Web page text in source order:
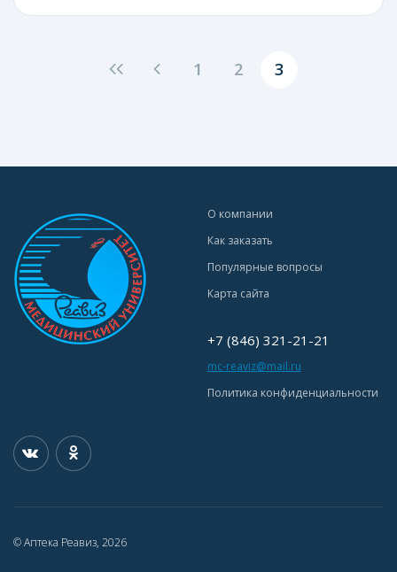
1 2 3
О компании
Как заказать
Популярные вопросы
Карта сайта
+7 (846) 321-21-21
mc-reaviz@mail.ru
Политика конфиденциальности
© Аптека Реавиз, 2026